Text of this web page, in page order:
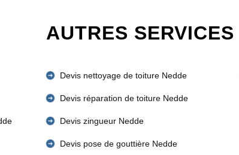
AUTRES SERVICES
Devis nettoyage de toiture Nedde
Devis réparation de toiture Nedde
Devis zingueur Nedde
Devis pose de gouttière Nedde